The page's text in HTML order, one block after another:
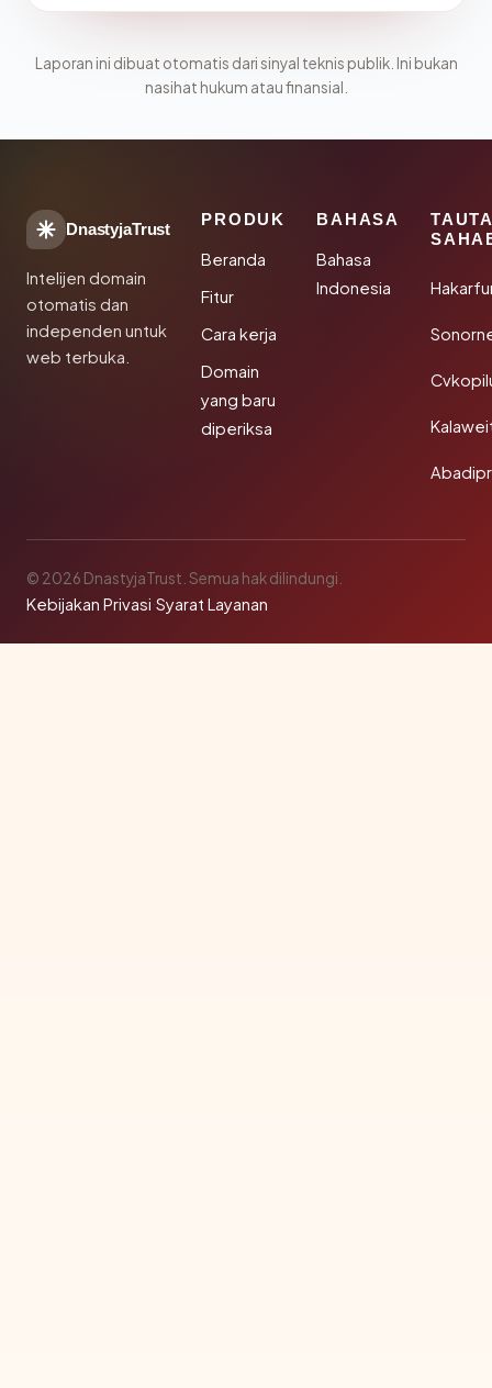
Laporan ini dibuat otomatis dari sinyal teknis publik. Ini bukan
nasihat hukum atau finansial.
DnastyjaTrust
Intelijen domain
otomatis dan
independen untuk
web terbuka.
PRODUK
Beranda
Fitur
Cara kerja
Domain
yang baru
diperiksa
BAHASA
Bahasa
Indonesia
© 2026 DnastyjaTrust. Semua hak dilindungi.
Kebijakan Privasi·Syarat Layanan